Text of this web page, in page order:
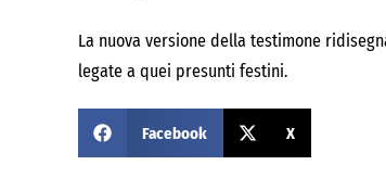
La nuova versione della testimone
legate a quei presunti festini.
Facebook X